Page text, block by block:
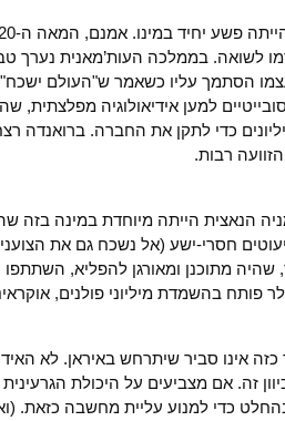
לשואה. בממלכה העות’מאנית נערך
הסתמך עליו כשאמר ש"העולם ישכח"
למען אידיאולוגיה מפלצתית,
כדי לתקן את החברה. ברואנדה
רבות.
הנאצית הייתה מיוחדת במינה בזה
חסרי-ישע (אל נשכח גם את
שהיה מתוכנן ומאורגן להפליא,
פותח בהשמדת מיליוני פולנים,
אינו סביר שיתרחש באיראן. לא
זה. אם מצביעים על היכולת
כדי למנוע עליית מחשבה כזאת.